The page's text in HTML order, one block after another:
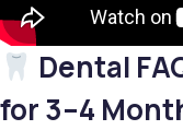
Dental
for 3–4